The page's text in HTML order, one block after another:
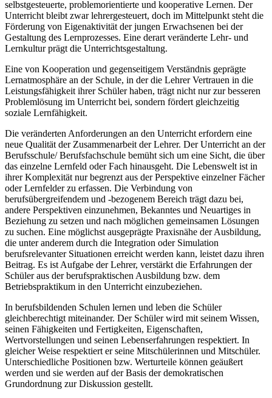
selbstgesteuerte, problemorientierte und kooperative Lernen. Der
Unterricht bleibt zwar lehrergesteuert, doch im Mittelpunkt steht die
Förderung von Eigenaktivität der jungen Erwachsenen bei der
Gestaltung des Lernprozesses. Eine derart veränderte Lehr- und
Lernkultur prägt die Unterrichtsgestaltung.
Eine von Kooperation und gegenseitigem Verständnis geprägte
Lernatmosphäre an der Schule, in der die Lehrer Vertrauen in die
Leistungsfähigkeit ihrer Schüler haben, trägt nicht nur zur besseren
Problemlösung im Unterricht bei, sondern fördert gleichzeitig
soziale Lernfähigkeit.
Die veränderten Anforderungen an den Unterricht erfordern eine
neue Qualität der Zusammenarbeit der Lehrer. Der Unterricht an der
Berufsschule/ Berufsfachschule bemüht sich um eine Sicht, die über
das einzelne Lernfeld oder Fach hinausgeht. Die Lebenswelt ist in
ihrer Komplexität nur begrenzt aus der Perspektive einzelner Fächer
oder Lernfelder zu erfassen. Die Verbindung von
berufsübergreifendem und -bezogenem Bereich trägt dazu bei,
andere Perspektiven einzunehmen, Bekanntes und Neuartiges in
Beziehung zu setzen und nach möglichen gemeinsamen Lösungen
zu suchen. Eine möglichst ausgeprägte Praxisnähe der Ausbildung,
die unter anderem durch die Integration oder Simulation
berufsrelevanter Situationen erreicht werden kann, leistet dazu ihren
Beitrag. Es ist Aufgabe der Lehrer, verstärkt die Erfahrungen der
Schüler aus der berufspraktischen Ausbildung bzw. dem
Betriebspraktikum in den Unterricht einzubeziehen.
In berufsbildenden Schulen lernen und leben die Schüler
gleichberechtigt miteinander. Der Schüler wird mit seinem Wissen,
seinen Fähigkeiten und Fertigkeiten, Eigenschaften,
Wertvorstellungen und seinen Lebenserfahrungen respektiert. In
gleicher Weise respektiert er seine Mitschülerinnen und Mitschüler.
Unterschiedliche Positionen bzw. Werturteile können geäußert
werden und sie werden auf der Basis der demokratischen
Grundordnung zur Diskussion gestellt.